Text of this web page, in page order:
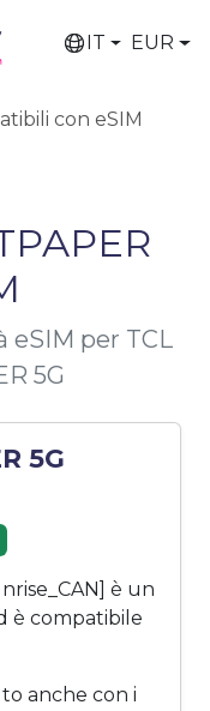
IT EUR
con eSIM
per TCL
5G
5G
è un
è compatibile
anche con i